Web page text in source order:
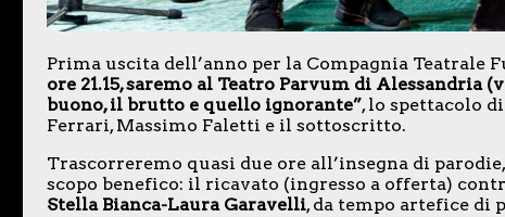
Prima uscita dell’anno per la Compagnia Teatrale
ore 21.15, saremo al Teatro Parvum di Alessandria
buono, il brutto e quello ignorante”, lo spettacolo
Ferrari, Massimo Faletti e il sottoscritto.
Trascorreremo quasi due ore all’insegna di
scopo benefico: il ricavato (ingresso a offerta)
Stella Bianca-Laura Garavelli, da tempo artefice di